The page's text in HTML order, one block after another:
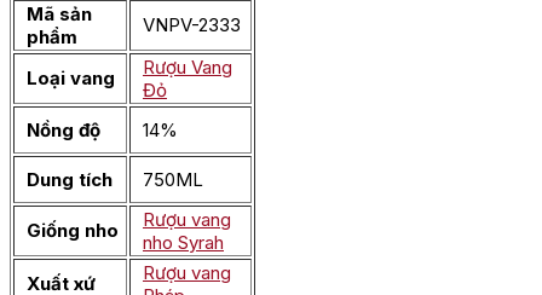
Mã sản
phẩm
VNPV-2333
Loại vang
Rượu Vang
Đỏ
Nồng độ
14%
Dung tích 750ML
Giống nho
Rượu vang
nho Syrah
Xuất xứ
Rượu vang